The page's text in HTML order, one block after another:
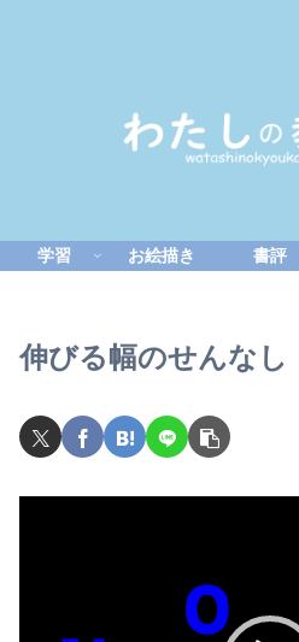
学習 お絵描き 書評
伸びる幅のせんなし